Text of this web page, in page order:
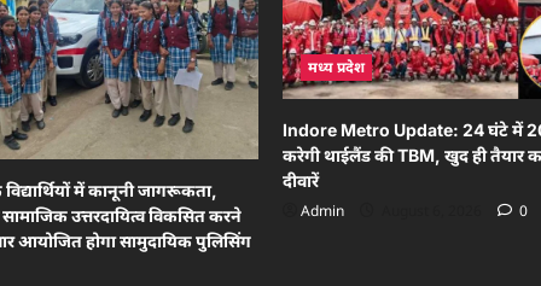
में कानूनी जागरूकता,
सामाजिक उत्तरदायित्व विकसित करने
आयोजित होगा सामुदायिक पुलिसिंग
मध्य प्रदेश
Indore Metro Update: 24 घंटे में
करेगी थाईलैंड की TBM, खुद ही तैयार
दीवारें
Admin
0